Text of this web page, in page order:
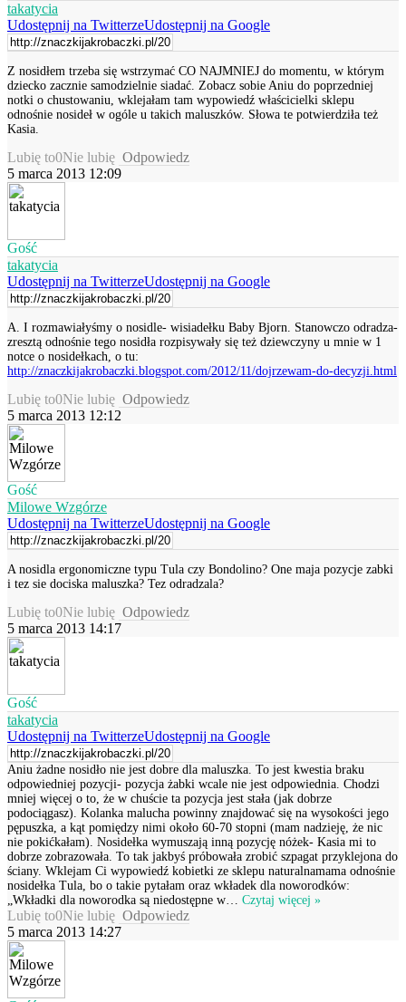
takatycia
Udostępnij na TwitterzeUdostępnij na Google
Z nosidłem trzeba się wstrzymać CO NAJMNIEJ do momentu, w którym
dziecko zacznie samodzielnie siadać. Zobacz sobie Aniu do poprzedniej
notki o chustowaniu, wklejałam tam wypowiedź właścicielki sklepu
odnośnie nosideł w ogóle u takich maluszków. Słowa te potwierdziła też
Kasia.
Lubię to0Nie lubię Odpowiedz
5 marca 2013 12:09
Gość
takatycia
Udostępnij na TwitterzeUdostępnij na Google
A. I rozmawiałyśmy o nosidle- wisiadełku Baby Bjorn. Stanowczo odradza-
zresztą odnośnie tego nosidła rozpisywały się też dziewczyny u mnie w 1
notce o nosidełkach, o tu:
http://znaczkijakrobaczki.blogspot.com/2012/11/dojrzewam-do-decyzji.html
Lubię to0Nie lubię Odpowiedz
5 marca 2013 12:12
Gość
Milowe Wzgórze
Udostępnij na TwitterzeUdostępnij na Google
A nosidla ergonomiczne typu Tula czy Bondolino? One maja pozycje zabki
i tez sie dociska maluszka? Tez odradzala?
Lubię to0Nie lubię Odpowiedz
5 marca 2013 14:17
Gość
takatycia
Udostępnij na TwitterzeUdostępnij na Google
Aniu żadne nosidło nie jest dobre dla maluszka. To jest kwestia braku
odpowiedniej pozycji- pozycja żabki wcale nie jest odpowiednia. Chodzi
mniej więcej o to, że w chuście ta pozycja jest stała (jak dobrze
podociągasz). Kolanka malucha powinny znajdować się na wysokości jego
pępuszka, a kąt pomiędzy nimi około 60-70 stopni (mam nadzieję, że nic
nie pokićkałam). Nosidełka wymuszają inną pozycję nóżek- Kasia mi to
dobrze zobrazowała. To tak jakbyś próbowała zrobić szpagat przyklejona do
ściany. Wklejam Ci wypowiedź kobietki ze sklepu naturalnamama odnośnie
nosidełka Tula, bo o takie pytałam oraz wkładek dla noworodków:
„Wkładki dla noworodka są niedostępne w… Czytaj więcej »
Lubię to0Nie lubię Odpowiedz
5 marca 2013 14:27